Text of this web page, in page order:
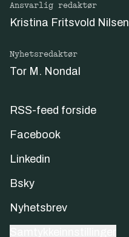
Ansvarlig redaktør
Kristina Fritsvold Nilsen
Nyhetsredaktør
Tor M. Nondal
RSS-feed forside
Facebook
Linkedin
Bsky
Nyhetsbrev